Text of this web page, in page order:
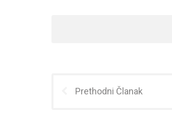
Prethodni Članak